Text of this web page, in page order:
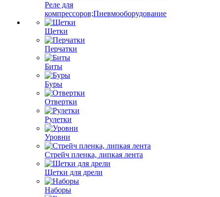
Реле для
компрессоров;Пневмооборудование
Щетки
Перчатки
Биты
Буры
Отвертки
Рулетки
Уровни
Стрейч пленка, липкая лента
Щетки для дрели
Наборы